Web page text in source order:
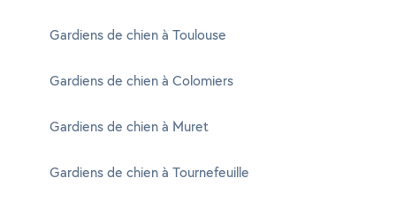
Gardiens de chien à Toulouse
Gardiens de chien à Colomiers
Gardiens de chien à Muret
Gardiens de chien à Tournefeuille